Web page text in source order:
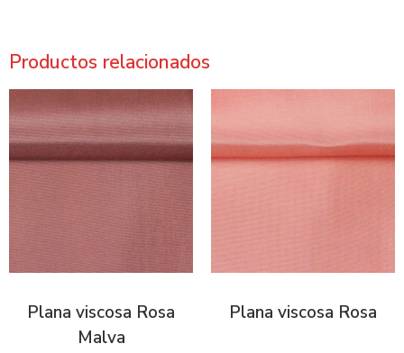
Productos relacionados
Plana viscosa Rosa
Malva
Plana viscosa Rosa